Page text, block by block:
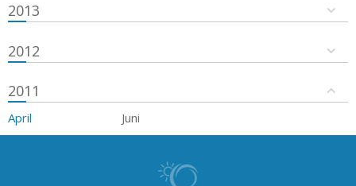
2013
2012
2011
April Juni